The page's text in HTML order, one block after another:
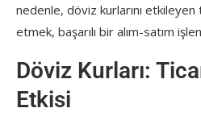
nedenle, döviz kurlarını
etmek, başarılı bir alım-satım
Döviz Kurları:
Etkisi